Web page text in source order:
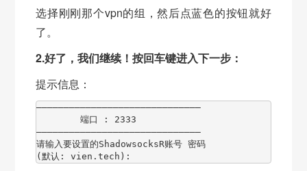
选择刚刚那个vpn的组，然后点蓝色的按钮就好
了。
2.好了，我们继续！按回车键进入下一步：
提示信息：
——————————————————————————————
端口 : 2333
——————————————————————————————
请输入要设置的ShadowsocksR账号 密码
(默认: vien.tech):